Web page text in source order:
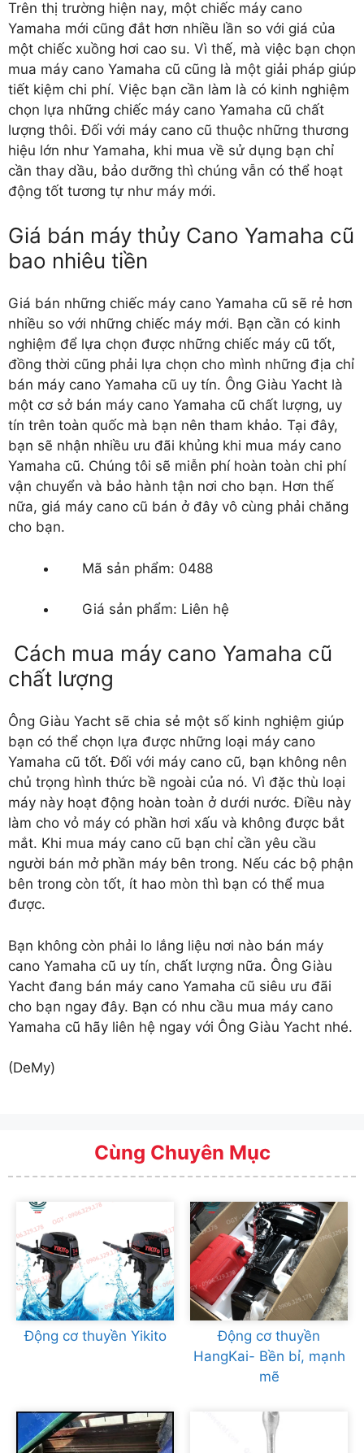
Trên thị trường hiện nay, một chiếc máy cano
Yamaha mới cũng đắt hơn nhiều lần so với giá của
một chiếc xuồng hơi cao su. Vì thế, mà việc bạn chọn
mua máy cano Yamaha cũ cũng là một giải pháp giúp
tiết kiệm chi phí. Việc bạn cần làm là có kinh nghiệm
chọn lựa những chiếc máy cano Yamaha cũ chất
lượng thôi. Đối với máy cano cũ thuộc những thương
hiệu lớn như Yamaha, khi mua về sử dụng bạn chỉ
cần thay dầu, bảo dưỡng thì chúng vẫn có thể hoạt
động tốt tương tự như máy mới.
Giá bán máy thủy Cano Yamaha cũ
bao nhiêu tiền
Giá bán những chiếc máy cano Yamaha cũ sẽ rẻ hơn
nhiều so với những chiếc máy mới. Bạn cần có kinh
nghiệm để lựa chọn được những chiếc máy cũ tốt,
đồng thời cũng phải lựa chọn cho mình những địa chỉ
bán máy cano Yamaha cũ uy tín. Ông Giàu Yacht là
một cơ sở bán máy cano Yamaha cũ chất lượng, uy
tín trên toàn quốc mà bạn nên tham khảo. Tại đây,
bạn sẽ nhận nhiều ưu đãi khủng khi mua máy cano
Yamaha cũ. Chúng tôi sẽ miễn phí hoàn toàn chi phí
vận chuyển và bảo hành tận nơi cho bạn. Hơn thế
nữa, giá máy cano cũ bán ở đây vô cùng phải chăng
cho bạn.
Mã sản phẩm: 0488
Giá sản phẩm: Liên hệ
Cách mua máy cano Yamaha cũ
chất lượng
Ông Giàu Yacht sẽ chia sẻ một số kinh nghiệm giúp
bạn có thể chọn lựa được những loại máy cano
Yamaha cũ tốt. Đối với máy cano cũ, bạn không nên
chủ trọng hình thức bề ngoài của nó. Vì đặc thù loại
máy này hoạt động hoàn toàn ở dưới nước. Điều này
làm cho vỏ máy có phần hơi xấu và không được bắt
mắt. Khi mua máy cano cũ bạn chỉ cần yêu cầu
người bán mở phần máy bên trong. Nếu các bộ phận
bên trong còn tốt, ít hao mòn thì bạn có thể mua
được.
Bạn không còn phải lo lắng liệu nơi nào bán máy
cano Yamaha cũ uy tín, chất lượng nữa. Ông Giàu
Yacht đang bán máy cano Yamaha cũ siêu ưu đãi
cho bạn ngay đây. Bạn có nhu cầu mua máy cano
Yamaha cũ hãy liên hệ ngay với Ông Giàu Yacht nhé.
(DeMy)
Cùng Chuyên Mục
Động cơ thuyền Yikito
Động cơ thuyền
HangKai- Bền bỉ, mạnh
mẽ